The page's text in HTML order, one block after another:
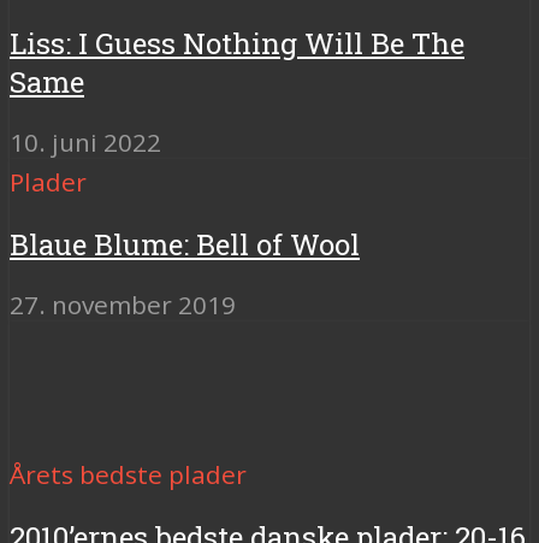
Liss: I Guess Nothing Will Be The
Same
10. juni 2022
Plader
Blaue Blume: Bell of Wool
27. november 2019
Årets bedste plader